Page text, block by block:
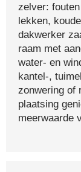
zelver:
lekken,
dakwerker
raam met
water- en
kantel-,
zonwering of
plaatsing
meerwaarde